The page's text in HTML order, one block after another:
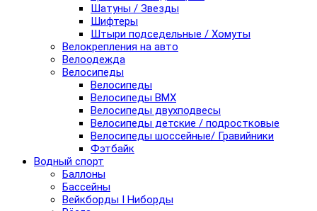
Шатуны / Звезды
Шифтеры
Штыри подседельные / Хомуты
Велокрепления на авто
Велоодежда
Велосипеды
Велосипеды
Велосипеды BMX
Велосипеды двухподвесы
Велосипеды детские / подростковые
Велосипеды шоссейные/ Гравийники
Фэтбайк
Водный спорт
Баллоны
Бассейны
Вейкборды I Ниборды